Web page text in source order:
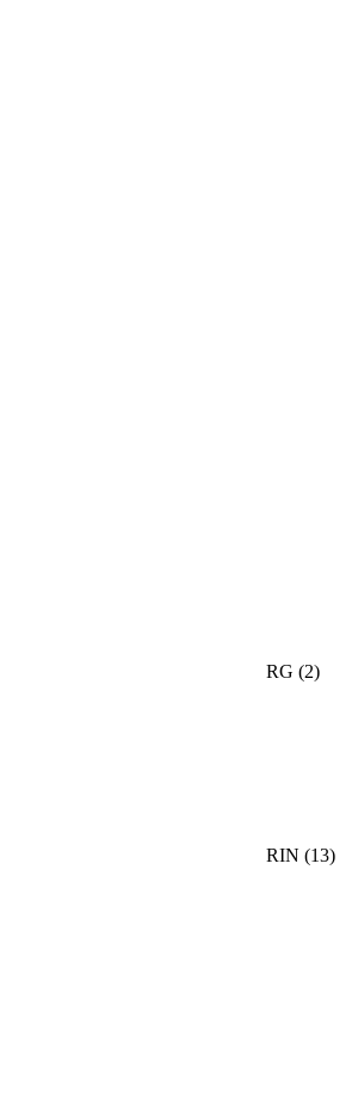
RG (2)
RIN (13)